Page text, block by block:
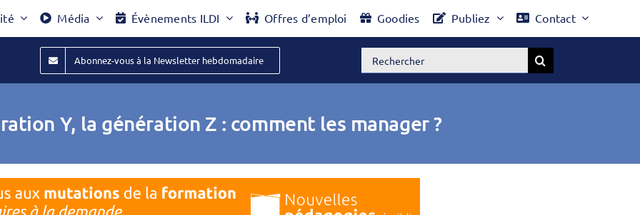
Média Évènements ILDI Offres d’emploi Goodies Publiez Contact
Abonnez-vous à la Newsletter hebdomadaire Rechercher:
Y, la génération Z : comment les manager ?